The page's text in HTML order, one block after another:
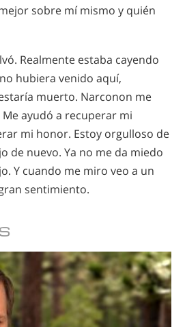
sobre mí mismo y quién
Realmente estaba cayendo
hubiera venido aquí,
muerto. Narconon me
ayudó a recuperar mi
mi honor. Estoy orgulloso de
de nuevo. Ya no me da miedo
Y cuando me miro veo a un
sentimiento.